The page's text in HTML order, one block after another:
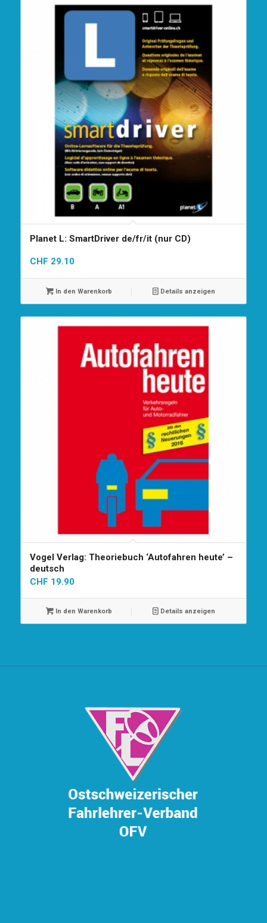
Planet L: SmartDriver de/fr/it (nur CD)
CHF 29.10
In den Warenkorb Details anzeigen
Vogel Verlag: Theoriebuch ‘Autofahren heute’ –
deutsch
CHF 19.90
In den Warenkorb Details anzeigen